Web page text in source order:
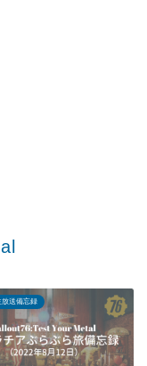
放送備忘録